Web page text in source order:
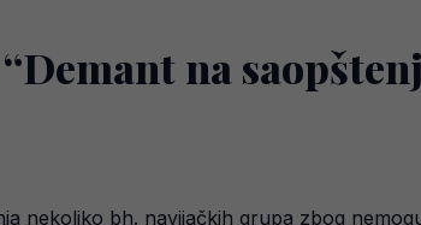
na
nekoliko bh. navijačkih grupa zbog